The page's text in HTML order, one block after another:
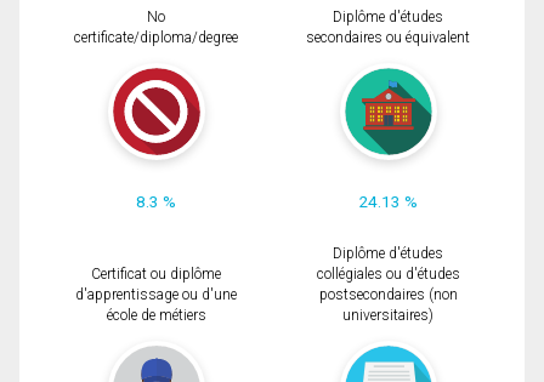
No
certificate/diploma/degree
8.3 %
Diplôme d'études
secondaires ou équivalent
24.13 %
Certificat ou diplôme
d'apprentissage ou d'une
école de métiers
Diplôme d'études
collégiales ou d'études
postsecondaires (non
universitaires)